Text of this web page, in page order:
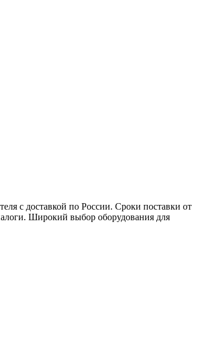
с доставкой по России. Сроки поставки от
Широкий выбор оборудования для